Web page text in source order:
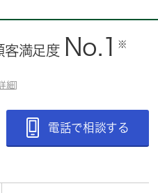
客満足度 No.1 ※
細
電話で相談する